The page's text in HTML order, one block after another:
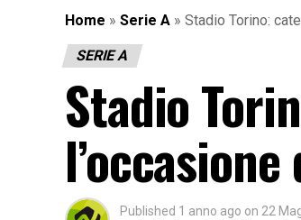
Home » Serie A » Stadio Torino:
SERIE A
Stadio
Published 1 anno ago on 22